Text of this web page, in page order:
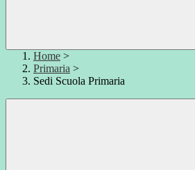
Home >
Primaria >
Sedi Scuola Primaria